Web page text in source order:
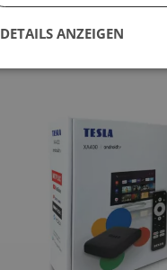
DETAILS ANZEIGEN